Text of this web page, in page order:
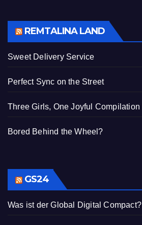
REMTALINA LAND
Sweet Delivery Service
Perfect Sync on the Street
Three Girls, One Joyful Compilation
Bored Behind the Wheel?
GS24
Was ist der Global Digital Compact?